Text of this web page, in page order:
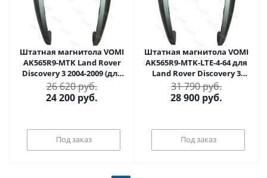
Штатная магнитола VOMI
AK565R9-MTK Land Rover
Discovery 3 2004-2009 (для
авто без монитора) на
Android 10
26 620 руб.
24 200 руб.
Под заказ
Штатная магнитола VOMI
AK565R9-MTK-LTE-4-64 для
Land Rover Discovery 3
2004-2009 (для авто без
монитора) на Android 10
31 790 руб.
28 900 руб.
Под заказ